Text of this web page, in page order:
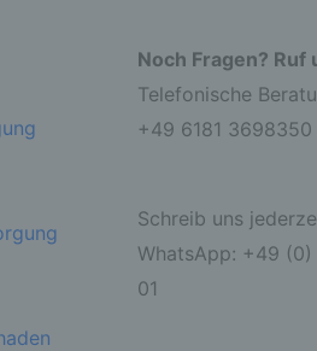
Noch Fragen? Ruf
Telefonische
+49 6181 3698350
Schreib uns
WhatsApp: +49
01